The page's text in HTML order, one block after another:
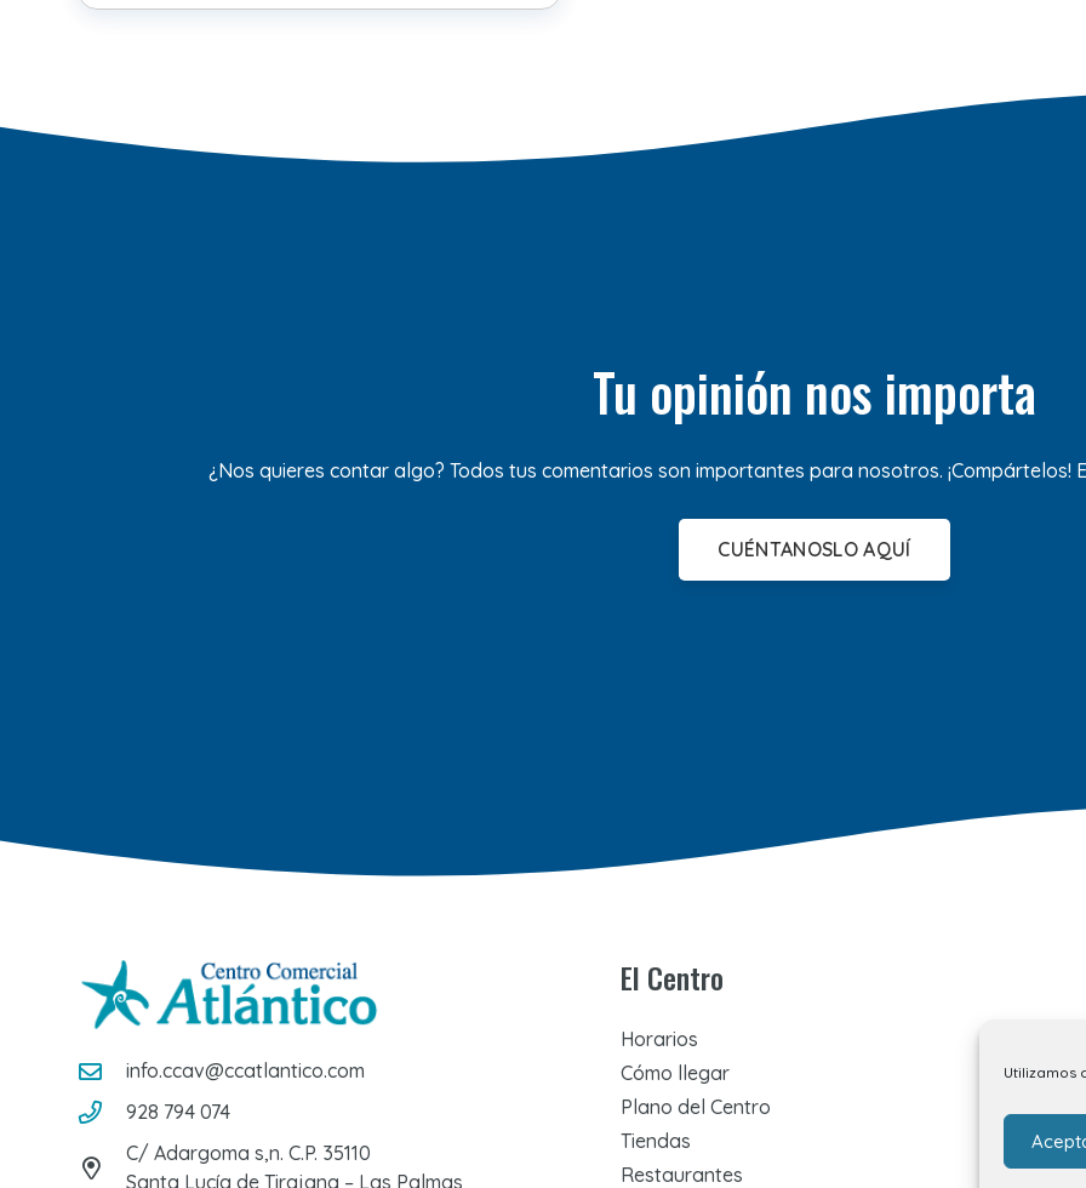
Utilizamos
Tu opinión nos importa
¿Nos quieres contar algo? Todos tus comentarios son importantes para nosotros. ¡Compártelos!
CUÉNTANOSLO AQUÍ
info.ccav@ccatlantico.com
928 794 074
C/ Adargoma s,n. C.P. 35110
Santa Lucía de Tirajana – Las Palmas
El Centro
Horarios
Cómo llegar
Plano del Centro
Tiendas
Restaurantes